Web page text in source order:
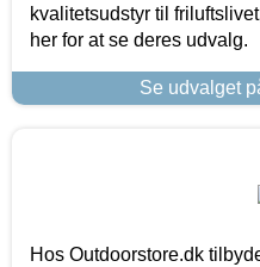
kvalitetsudstyr til
her for at se deres udvalg.
Se udvalget
Hos Outdoorstore.dk